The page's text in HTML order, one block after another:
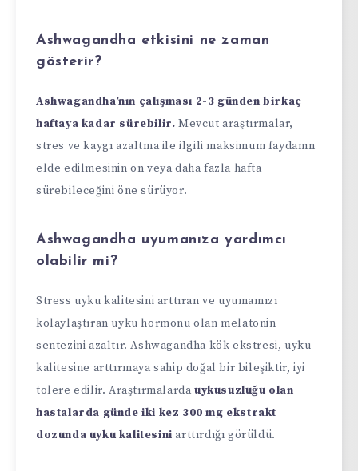
Ashwagandha etkisini ne zaman
gösterir?
Ashwagandha’nın çalışması 2-3 günden birkaç
haftaya kadar sürebilir.Mevcut araştırmalar,
stres ve kaygı azaltma ile ilgili maksimum faydanın
elde edilmesinin on veya daha fazla hafta
sürebileceğini öne sürüyor.
Ashwagandha uyumanıza yardımcı
olabilir mi?
Stress uyku kalitesini arttıran ve uyumamızı
kolaylaştıran uyku hormonu olan melatonin
sentezini azaltır. Ashwagandha kök ekstresi, uyku
kalitesine arttırmaya sahip doğal bir bileşiktir, iyi
tolere edilir. Araştırmalarda uykusuzluğu olan
hastalarda günde iki kez 300 mg ekstrakt
dozunda uyku kalitesiniarttırdığı görüldü.